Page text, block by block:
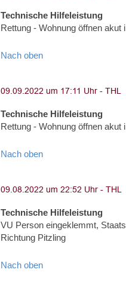
Technische Hilfeleistung
Rettung - Wohnung öffnen
Nach oben
Technische Hilfeleistung
Rettung - Wohnung öffnen
Nach oben
Technische Hilfeleistung
VU Person eingeklemmt,
Richtung Pitzling
Nach oben